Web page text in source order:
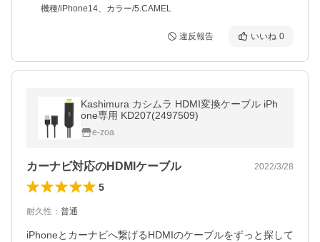
機種/iPhone14、カラー/5.CAMEL
違反報告 いいね 0
Kashimura カシムラ HDMI変換ケーブル iPh
one専用 KD207(2497509)
e-zoa
カーナビ対応のHDMIケーブル 2022/3/28
5
耐久性 ： 普通
iPhoneとカーナビへ繋げるHDMIのケーブルをずっと探して